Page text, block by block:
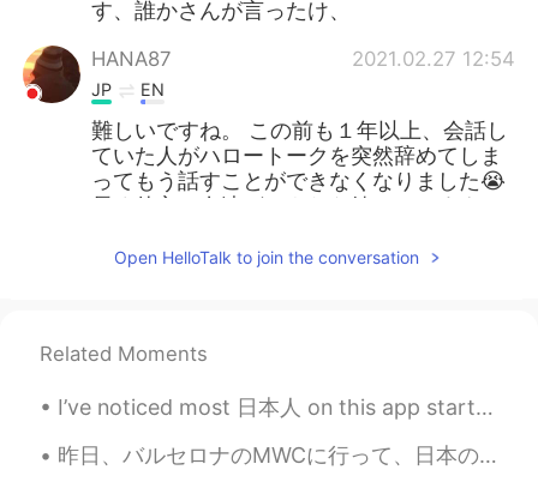
す、誰かさんが言ったけ、
HANA87 2021.02.27 12:54
JP EN
難しいですね。 この前も１年以上、会話し
ていた人がハロートークを突然辞めてしま
ってもう話すことができなくなりました😭
長く仲良い友達ができたら嬉しいですよね
そう。本当の友達になるのは、お互いにこ
たまに元気？とかで返事がある人とかと思
うよ。 それで寄った時にご飯をするとか。
2021.02.27 12:07
Open HelloTalk to join the conversation
Related Moments
I’ve noticed most 日本人 on this app start their sentences with “I want”. I want to have a friend. ...
昨日、バルセロナのMWCに行って、日本のチームと一緒に働いて、書類の翻訳した。🇯🇵🇯🇵 たくさんの仕事がありましたけど、すごく楽しかった！MWCは新技術に関する世界最大のイベントの1つです。 新...